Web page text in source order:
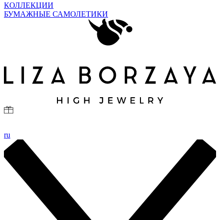
КОЛЛЕКЦИИ
БУМАЖНЫЕ САМОЛЕТИКИ
ru